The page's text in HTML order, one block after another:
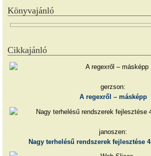
Könyvajánló
Cikkajánló
gerzson:
A regexről – másképp
janoszen:
Nagy terhelésű rendszerek fejlesztése